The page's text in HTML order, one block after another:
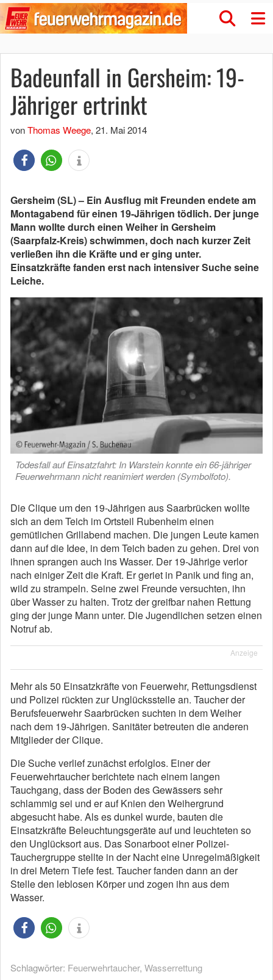
Badeunfall in Gersheim: 19-
Jähriger ertrinkt
vonThomas Weege, 21. Mai 2014
Gersheim (SL) – Ein Ausflug mit Freunden endete am
Montagabend für einen 19-Jährigen tödlich. Der junge
Mann wollte durch einen Weiher in Gersheim
(Saarpfalz-Kreis) schwimmen, doch nach kurzer Zeit
verließen ihn die Kräfte und er ging unter.
Einsatzkräfte fanden erst nach intensiver Suche seine
Leiche.
Todesfall auf Einsatzfahrt: In Warstein konnte ein 66-jähriger
Feuerwehrmann nicht reanimiert werden (Symbolfoto).
Die Clique um den 19-Jährigen aus Saarbrücken wollte
sich an dem Teich im Ortsteil Rubenheim einen
gemütlichen Grillabend machen. Die jungen Leute kamen
dann auf die Idee, in dem Teich baden zu gehen. Drei von
ihnen sprangen auch ins Wasser. Der 19-Jährige verlor
nach einiger Zeit die Kraft. Er geriet in Panik und fing an,
wild zu strampeln. Seine zwei Freunde versuchten, ihn
über Wasser zu halten. Trotz der greifbar nahen Rettung
ging der junge Mann unter. Die Jugendlichen setzen einen
Notruf ab.
Anzeige
Mehr als 50 Einsatzkräfte von Feuerwehr, Rettungsdienst
und Polizei rückten zur Unglücksstelle an. Taucher der
Berufsfeuerwehr Saarbrücken suchten in dem Weiher
nach dem 19-Jährigen. Sanitäter betreuten die anderen
Mitglieder der Clique.
Die Suche verlief zunächst erfolglos. Einer der
Feuerwehrtaucher berichtete nach einem langen
Tauchgang, dass der Boden des Gewässers sehr
schlammig sei und er auf Knien den Weihergrund
abgesucht habe. Als es dunkel wurde, bauten die
Einsatzkräfte Beleuchtungsgeräte auf und leuchteten so
den Unglücksort aus. Das Sonarboot einer Polizei-
Tauchergruppe stellte in der Nacht eine Unregelmäßigkeit
in drei Metern Tiefe fest. Taucher fanden dann an der
Stelle den leblosen Körper und zogen ihn aus dem
Wasser.
Schlagwörter: Feuerwehrtaucher, Wasserrettung